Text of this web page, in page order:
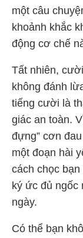
một câu
khoảnh khắc
động cơ chế
Tất nhiên,
không đánh
tiếng cười là
giác an toàn.
đựng” cơn
một đoạn hài
cách chọc
ký ức đủ ngốc
ngày.
Có thể bạn